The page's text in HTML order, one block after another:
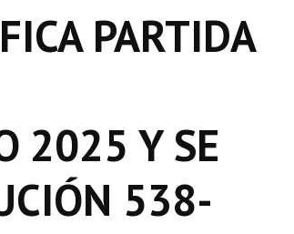
PARTIDA
2025 Y SE
538-